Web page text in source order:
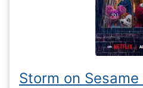
Storm on